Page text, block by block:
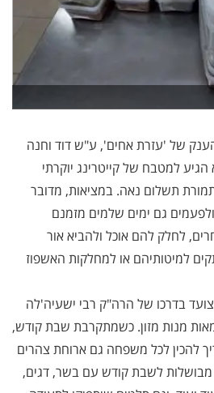
של 'עזרת אחים', ע"ש דוד וחנה
למטבח של קייטרינג יוקרתי
תשלום נאה. במציאות, מדובר
גם ימים שלמים מזמנם
לחלק להם אוכל ולהביא אור
למיטותיהם או למחלקות האשפוז
בדרכו של הרה"ק רבי ישעיה'לה
מנות מזון. כשמתקרבת שבת קודש,
להכין לכל משפחה גם ארוחת צהרים
מבושלות לשבת קודש עם בשר, דגים,